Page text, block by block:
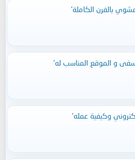
بالفرن الكاملة'
و الموقع المناسب له'
وكيفية عمله'